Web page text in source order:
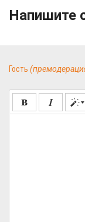
Напишите
Гость